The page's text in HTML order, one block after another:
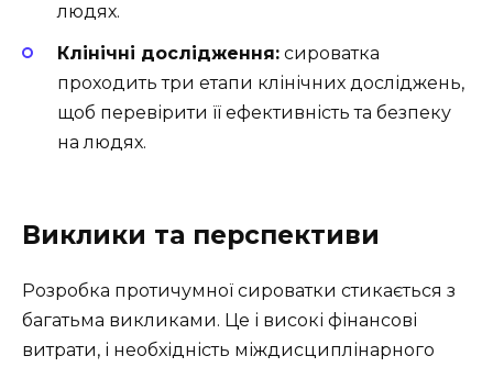
людях.
Клінічні дослідження: сироватка
проходить три етапи клінічних досліджень,
щоб перевірити її ефективність та безпеку
на людях.
Виклики та перспективи
Розробка протичумної сироватки стикається з
багатьма викликами. Це і високі фінансові
витрати, і необхідність міждисциплінарного